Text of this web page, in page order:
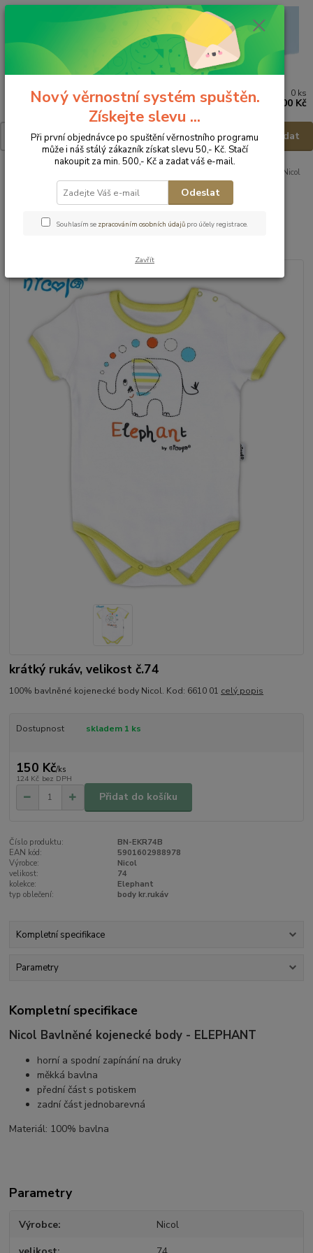
Menu
Hledat
0 ks
0,00 Kč
Nicol
Kojenecké body Slon - vel.74
Nicol Kojenecké body Slon -
krátký rukáv, velikost č.74
100% bavlněné kojenecké body Nicol. Kod: 6610 01 celý popis
Dostupnost skladem 1 ks
150 Kč/ks
124 Kč bez DPH
Přidat do košíku
Číslo produktu:
BN-EKR74B
EAN kód:
5901602988978
Výrobce:
Nicol
velikost:
74
kolekce:
Elephant
typ oblečení:
body kr.rukáv
Kompletní specifikace
Parametry
Kompletní specifikace
Nicol Bavlněné kojenecké body - ELEPHANT
horní a spodní zapínání na druky
měkká bavlna
přední část s potiskem
zadní část jednobarevná
Materiál: 100% bavlna
Parametry
Výrobce Nicol
Nový věrnostní systém spuštěn.
Získejte slevu ...
Při první objednávce po spuštění věrnostního programu
může i náš stálý zákazník získat slevu 50,- Kč. Stačí
nakoupit za min. 500,- Kč a zadat váš e-mail.
Odeslat
Souhlasím se zpracováním osobních údajů pro účely registrace.
Zavřít